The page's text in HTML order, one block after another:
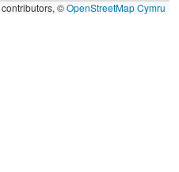
contributors, ©OpenStreetMap Cymru